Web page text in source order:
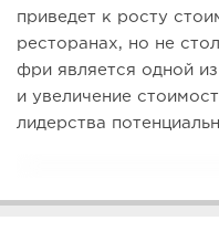
приведет к росту
ресторанах, но не
фри является одной
и увеличение
лидерства